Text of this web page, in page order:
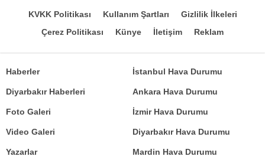
KVKK Politikası Kullanım Şartları
Gizlilik İlkeleri
Çerez Politikası
Künye İletişim Reklam
Haberler
Diyarbakır Haberleri
Foto Galeri
Video Galeri
Yazarlar
İstanbul Hava Durumu
Ankara Hava Durumu
İzmir Hava Durumu
Diyarbakır Hava Durumu
Mardin Hava Durumu